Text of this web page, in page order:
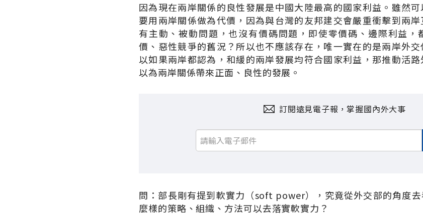
因為現在兩岸關係的良性發展是中國大陸最高的國家利益。雖然
要用兩岸關係做為代價，因為與台灣的友邦建交會嚴重衝擊到兩
有主動、被動問題，也沒有價碼問題，即使零價碼、邊際利益，
價、惡性競爭的舊況？所以也不應該存在，唯一實在的是兩岸外
以如果兩岸都認為，和緩的兩岸發展均符合國家利益，那推動活
以為兩岸關係帶來正面、良性的發展。
訂閱遠見電子報，掌握國內外大事
問：部長剛有提到軟實力（soft power），究竟從外交部的角度
麼樣的策略、組織、方法可以去落實軟實力？